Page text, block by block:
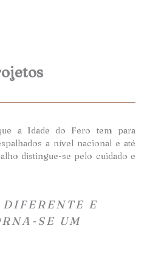
a Idade do Fero tem para
a nível nacional e até
distingue-se pelo cuidado e
DIFERENTE E
SE UM